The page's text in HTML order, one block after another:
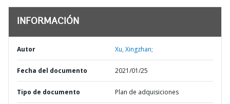
INFORMACIÓN
Autor Xu, Xingzhan;
Fecha del documento 2021/01/25
Tipo de documento Plan de adquisiciones